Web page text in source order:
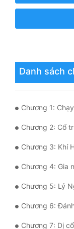
Danh sách
Chương 1:
Chương 2: Cổ
Chương 3: Khí
Chương 4: Gia
Chương 5: Lý
Chương 6:
Chương 7: Dị